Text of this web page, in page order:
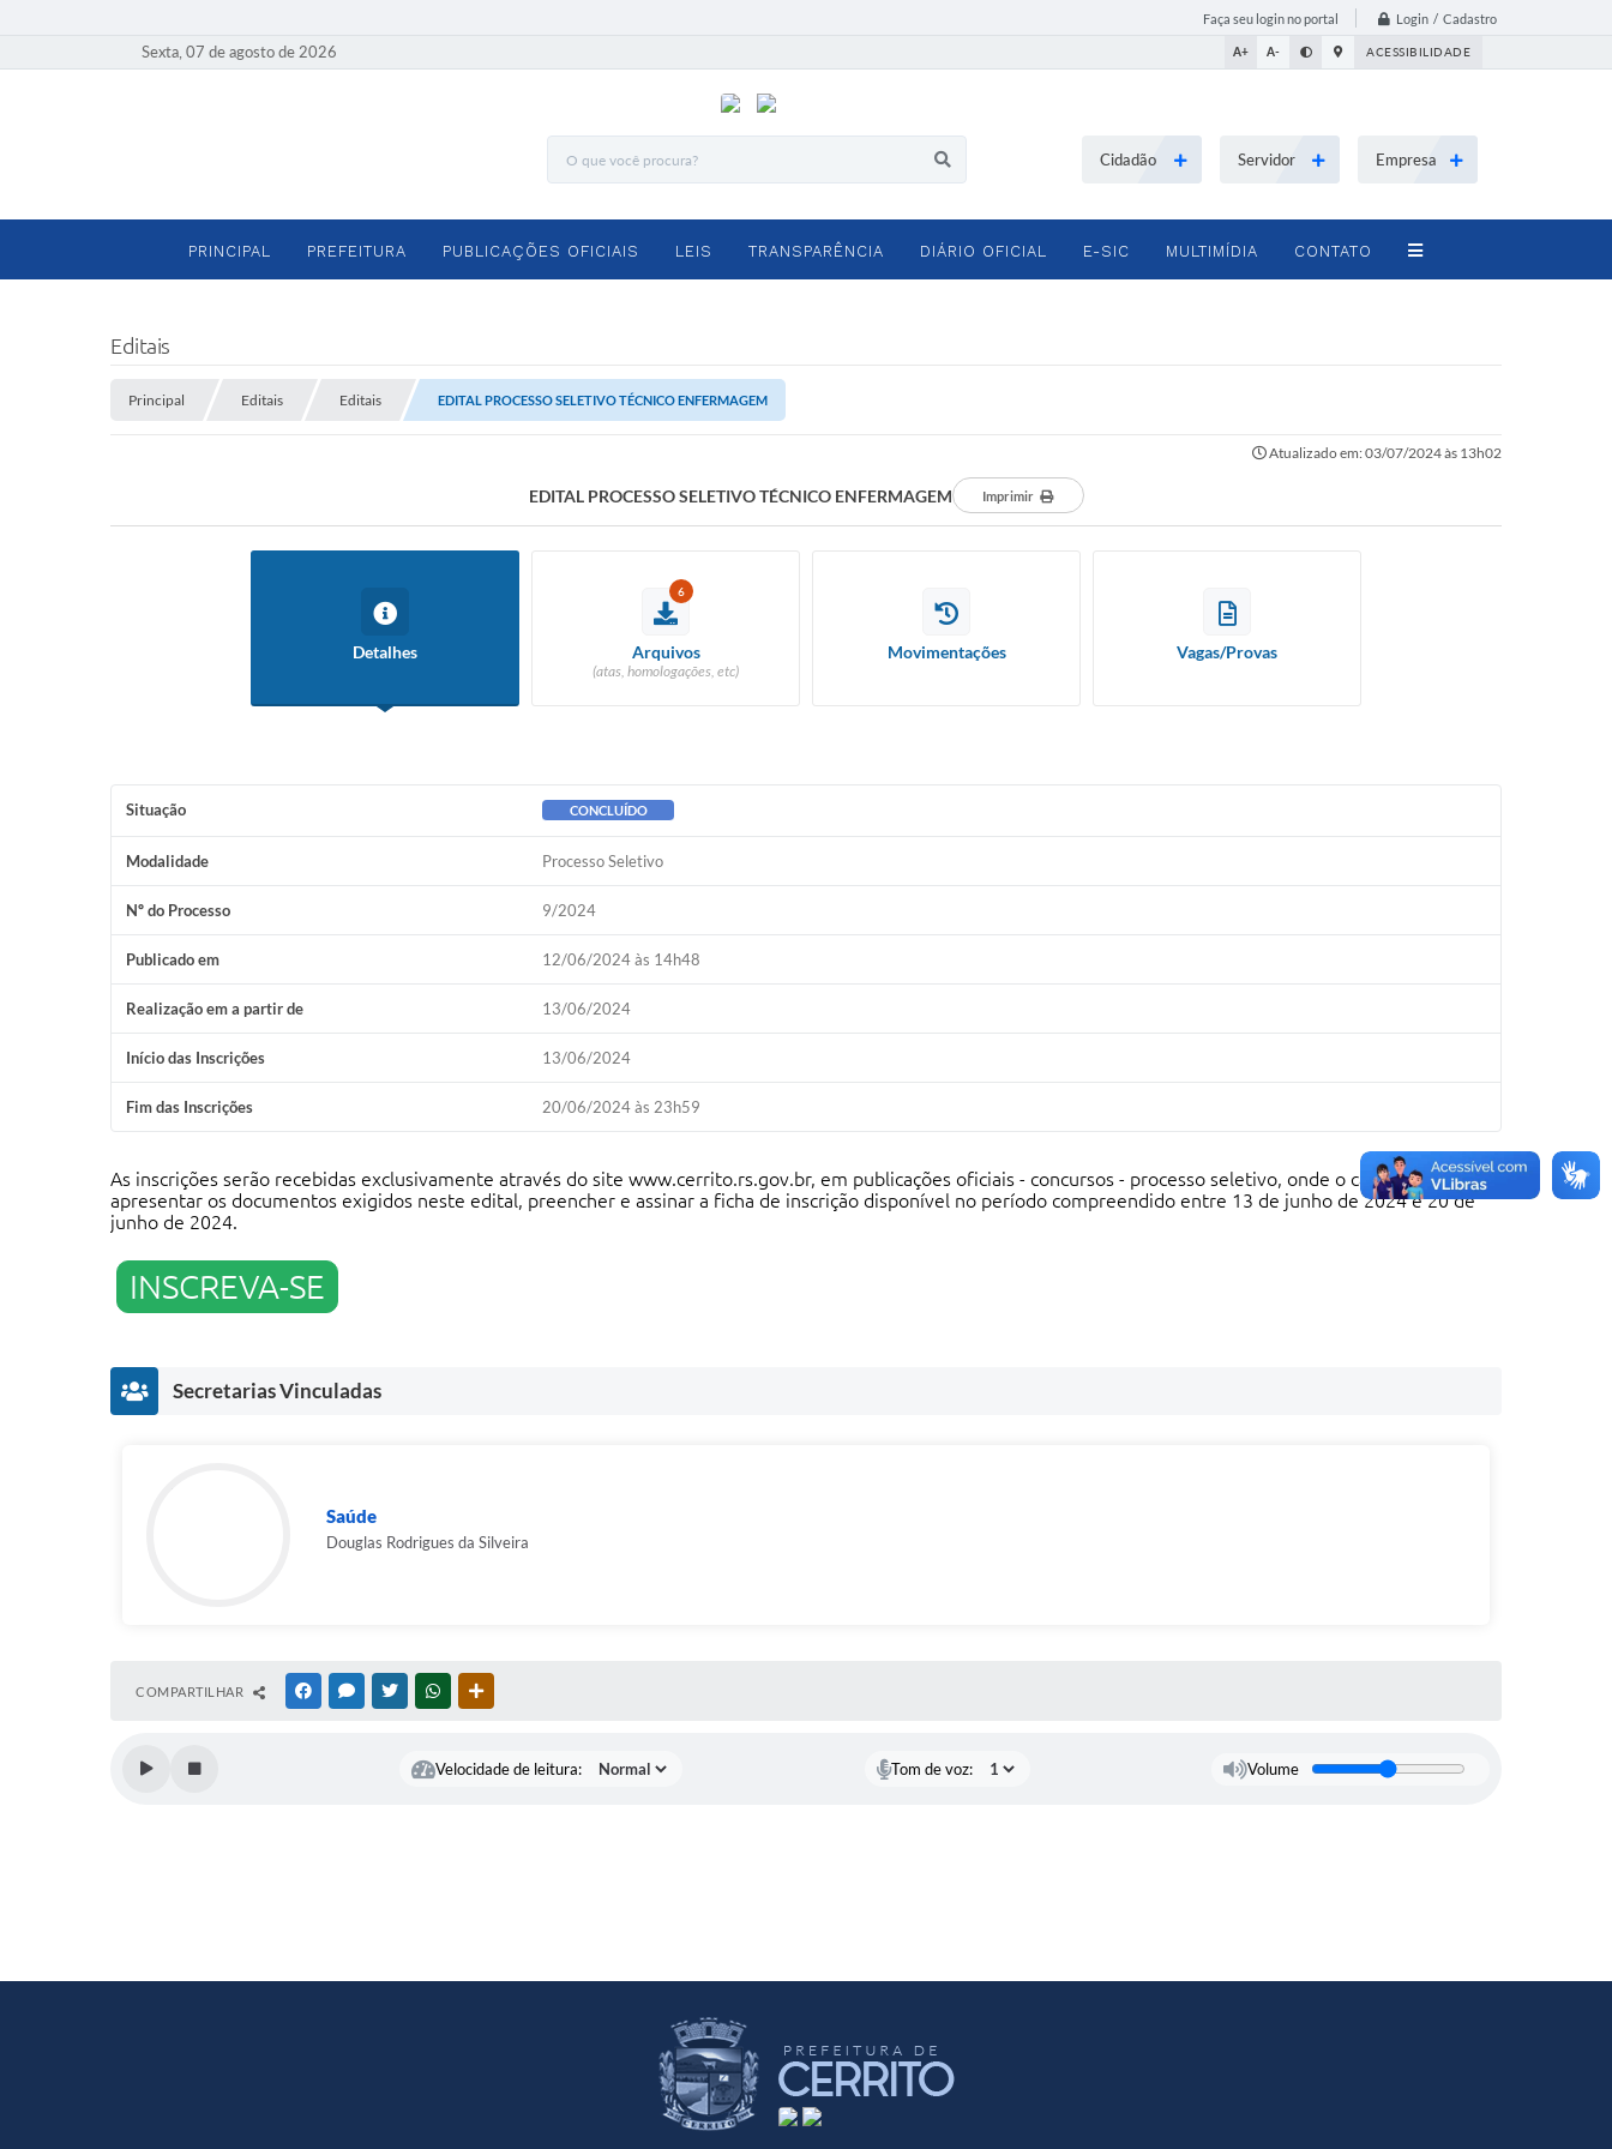
Faça seu login no portal Login / Cadastro
Sexta, 07 de agosto de 2026 A+ A- ACESSIBILIDADE
Cidadão Servidor Empresa
PRINCIPAL PREFEITURA PUBLICAÇÕES OFICIAIS LEIS TRANSPARÊNCIA DIÁRIO OFICIAL E-SIC MULTIMÍDIA CONTATO
Editais
Principal Editais Editais EDITAL PROCESSO SELETIVO TÉCNICO ENFERMAGEM
Atualizado em: 03/07/2024 às 13h02
EDITAL PROCESSO SELETIVO TÉCNICO ENFERMAGEM Imprimir
Detalhes
6
Arquivos
(atas, homologações, etc)
Movimentações Vagas/Provas
Situação CONCLUÍDO
Modalidade Processo Seletivo
Nº do Processo 9/2024
Publicado em 12/06/2024 às 14h48
Realização em a partir de 13/06/2024
Início das Inscrições 13/06/2024
Fim das Inscrições 20/06/2024 às 23h59
As inscrições serão recebidas exclusivamente através do site www.cerrito.rs.gov.br, em publicações oficiais - concursos - processo seletivo, onde o candidato deverá
apresentar os documentos exigidos neste edital, preencher e assinar a ficha de inscrição disponível no período compreendido entre 13 de junho de 2024 e 20 de
junho de 2024.
INSCREVA-SE
Secretarias Vinculadas
Saúde
Douglas Rodrigues da Silveira
COMPARTILHAR FACEBOOKMESSENGER
TWITTERWHATSAPP
Velocidade de leitura: Tom de voz: Volume